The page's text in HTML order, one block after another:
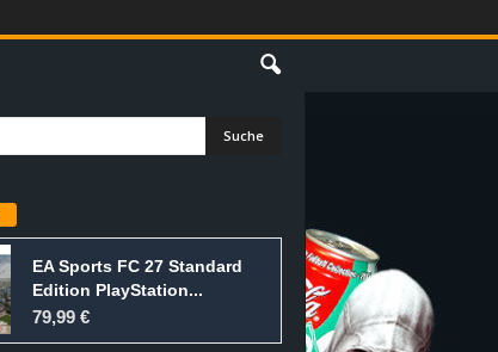
EA Sports FC 27 Standard
Edition PlayStation...
79,99 €